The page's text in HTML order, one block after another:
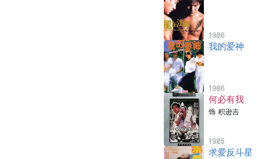
1986
我的爱神
1986
何必有我
饰 积逊吉
1985
求爱反斗星